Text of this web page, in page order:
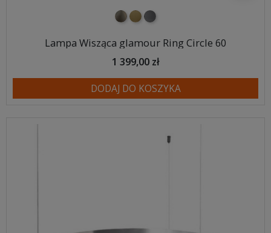
nikiel szczotkowany
mosiądz szczotkowany
tytan szczotkowany
Lampa Wisząca glamour Ring Circle 60
1 399,00 zł
DODAJ DO KOSZYKA